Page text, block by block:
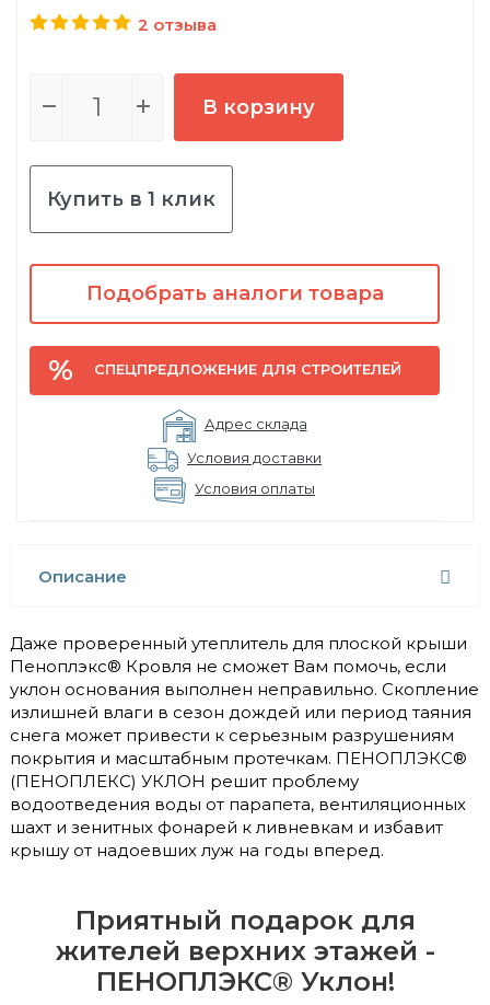
2 отзыва
В корзину
Купить в 1 клик
Подобрать аналоги товара
СПЕЦПРЕДЛОЖЕНИЕ ДЛЯ СТРОИТЕЛЕЙ
Адрес склада
Условия доставки
Условия оплаты
Описание
Даже проверенный утеплитель для плоской крыши
Пеноплэкс® Кровля не сможет Вам помочь, если
уклон основания выполнен неправильно. Скопление
излишней влаги в сезон дождей или период таяния
снега может привести к серьезным разрушениям
покрытия и масштабным протечкам. ПЕНОПЛЭКС®
(ПЕНОПЛЕКС) УКЛОН решит проблему
водоотведения воды от парапета, вентиляционных
шахт и зенитных фонарей к ливневкам и избавит
крышу от надоевших луж на годы вперед.
Приятный подарок для
жителей верхних этажей -
ПЕНОПЛЭКС® Уклон!